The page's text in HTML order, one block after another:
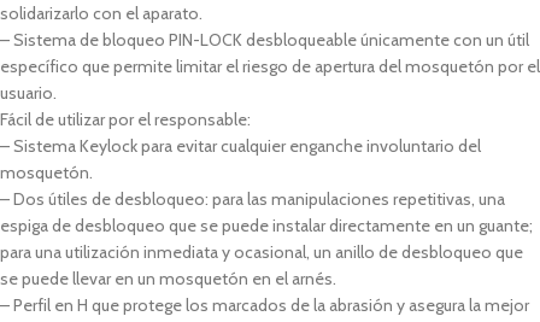
solidarizarlo con el aparato.
– Sistema de bloqueo PIN-LOCK desbloqueable únicamente con un útil
específico que permite limitar el riesgo de apertura del mosquetón por el
usuario.
Fácil de utilizar por el responsable:
– Sistema Keylock para evitar cualquier enganche involuntario del
mosquetón.
– Dos útiles de desbloqueo: para las manipulaciones repetitivas, una
espiga de desbloqueo que se puede instalar directamente en un guante;
para una utilización inmediata y ocasional, un anillo de desbloqueo que
se puede llevar en un mosquetón en el arnés.
– Perfil en H que protege los marcados de la abrasión y asegura la mejor